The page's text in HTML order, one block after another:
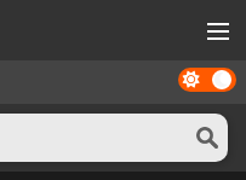
Dark
mode